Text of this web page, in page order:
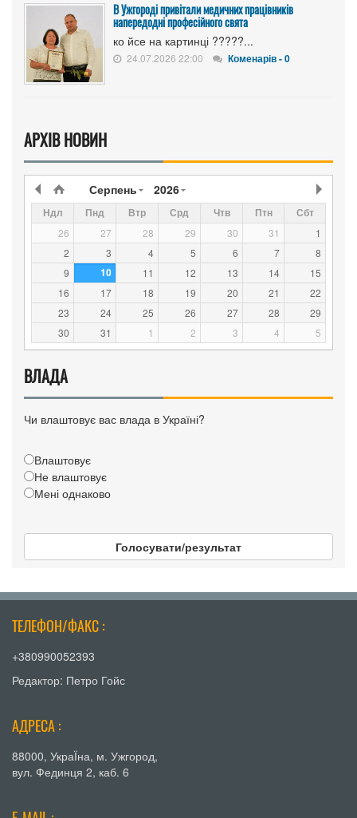
В Ужгороді привітали медичних працівників
напередодні професійного свята
ко йсе на картинці ?????...
24.07.2026 22:00 Коменарів - 0
АРХІВ НОВИН
Серпень 2026
Ндл Пнд Втр Срд Чтв Птн Сбт
26 27 28 29 30 31
1
2
3 4 5 6 7
8
9
10 11 12 13 14
15
16
17 18 19 20 21
22
23
24 25 26 27 28
29
30
31 1 2 3 4 5
ВЛАДА
Чи влаштовує вас влада в Україні?
Влаштовує
Не влаштовує
Мені однаково
Голосувати/результат
ТЕЛЕФОН/ФАКС :
+380990052393
Редактор: Петро Гойс
АДРЕСА :
88000, УкраЇна, м. Ужгород,
вул. Фединця 2, каб. 6